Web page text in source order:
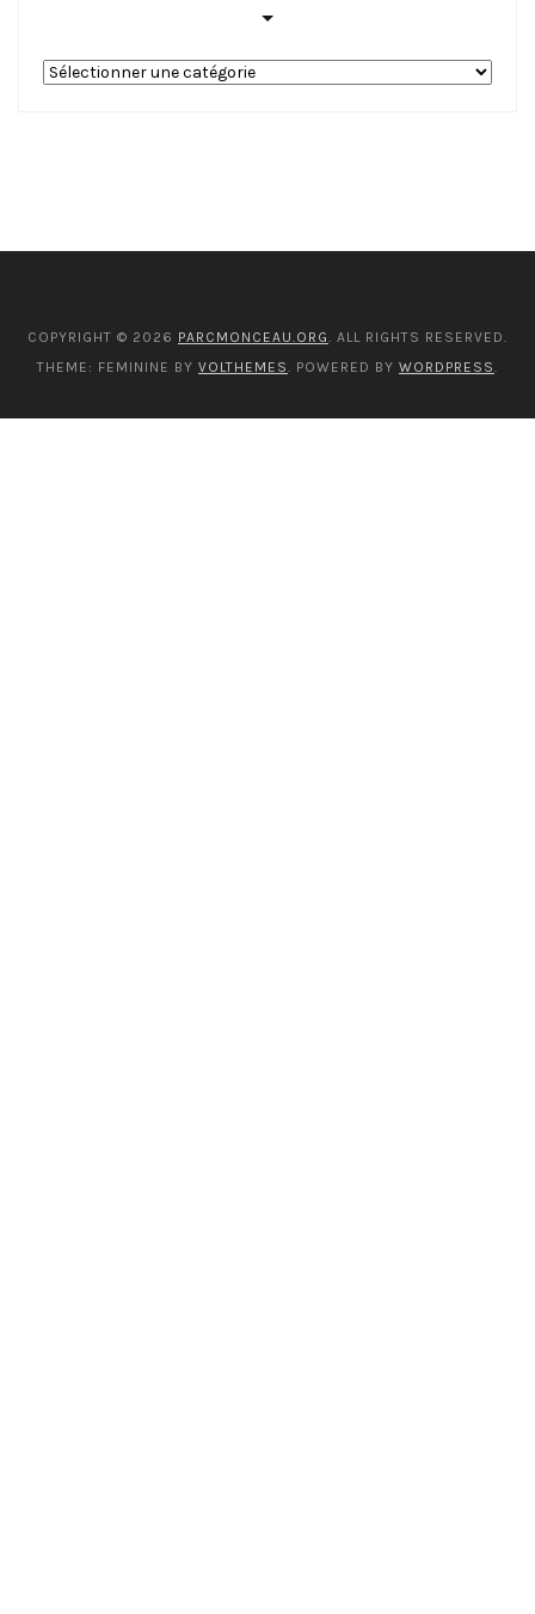
COPYRIGHT © 2026 PARCMONCEAU.ORG. ALL RIGHTS RESERVED.
THEME: FEMININE BY VOLTHEMES. POWERED BY WORDPRESS.